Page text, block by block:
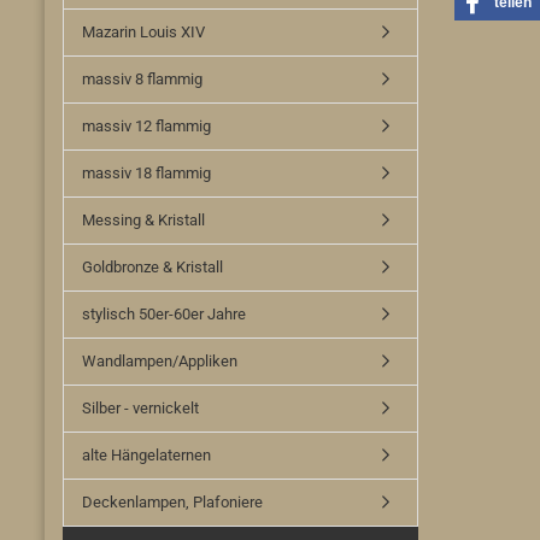
Mazarin Louis XIV
massiv 8 flammig
massiv 12 flammig
massiv 18 flammig
Messing & Kristall
Goldbronze & Kristall
stylisch 50er-60er Jahre
Wandlampen/Appliken
Silber - vernickelt
alte Hängelaternen
Deckenlampen, Plafoniere